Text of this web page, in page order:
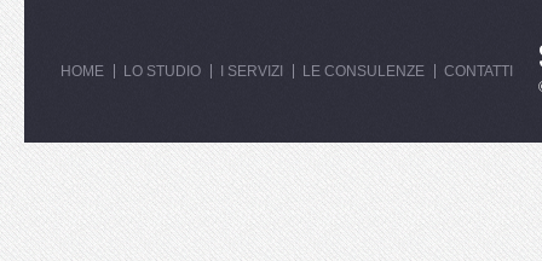
HOME LO STUDIO I SERVIZI LE CONSULENZE CONTATTI